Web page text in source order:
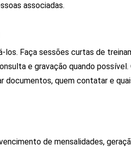
associadas.
los. Faça sessões curtas de
e gravação quando possível.
documentos, quem contatar e
de mensalidades,